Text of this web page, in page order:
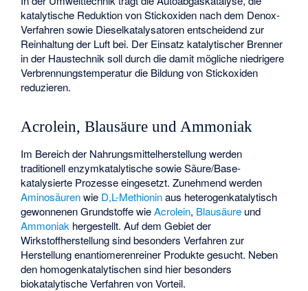
katalytische Reduktion von Stickoxiden nach dem Denox-
Verfahren sowie Dieselkatalysatoren entscheidend zur
Reinhaltung der Luft bei. Der Einsatz katalytischer Brenner
in der Haustechnik soll durch die damit mögliche niedrigere
Verbrennungstemperatur die Bildung von Stickoxiden
reduzieren.
Acrolein, Blausäure und Ammoniak
Im Bereich der Nahrungsmittelherstellung werden
traditionell enzymkatalytische sowie Säure/Base-
katalysierte Prozesse eingesetzt. Zunehmend werden
Aminosäurenwie D,L-Methioninaus heterogenkatalytisch
gewonnenen Grundstoffe wieAcrolein, Blausäure und
Ammoniak hergestellt. Auf dem Gebiet der
Wirkstoffherstellung sind besonders Verfahren zur
Herstellung enantiomerenreiner Produkte gesucht. Neben
den homogenkatalytischen sind hier besonders
biokatalytische Verfahren von Vorteil.